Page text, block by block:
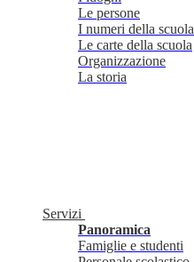
Le persone
I numeri della scuola
Le carte della scuola
Organizzazione
La storia
Servizi
Panoramica
Famiglie e studenti